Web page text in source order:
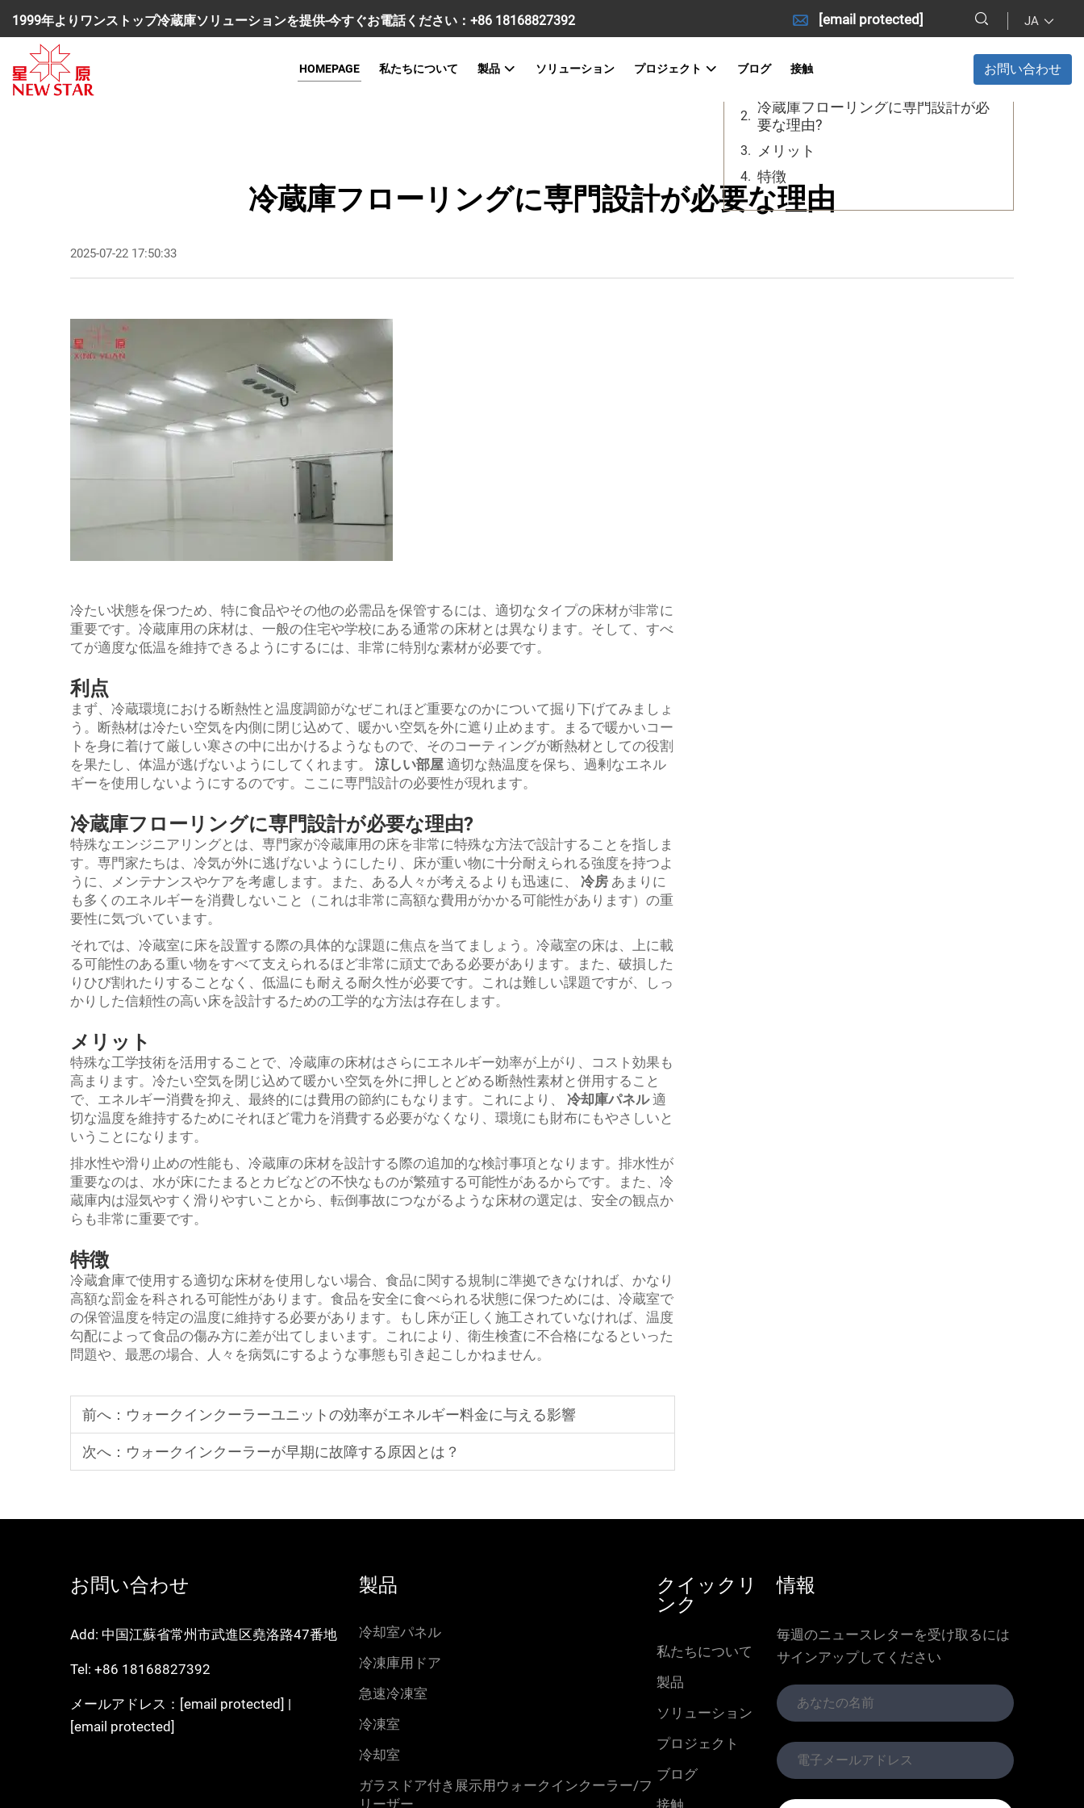
1999年よりワンストップ冷蔵庫ソリューションを提供-今すぐお電話ください： +86 18168827392 [email protected] JA
HOMEPAGE 私たちについて 製品 ソリューション プロジェクト ブログ 接触 お問い合わせ
冷蔵庫フローリングに専門設計が必要な理由
2025-07-22 17:50:33
冷たい状態を保つため、特に食品やその他の必需品を保管するには、適切なタイプの床材が非常に
重要です。冷蔵庫用の床材は、一般の住宅や学校にある通常の床材とは異なります。そして、すべ
てが適度な低温を維持できるようにするには、非常に特別な素材が必要です。
利点
まず、冷蔵環境における断熱性と温度調節がなぜこれほど重要なのかについて掘り下げてみましょ
う。断熱材は冷たい空気を内側に閉じ込めて、暖かい空気を外に遮り止めます。まるで暖かいコー
トを身に着けて厳しい寒さの中に出かけるようなもので、そのコーティングが断熱材としての役割
を果たし、体温が逃げないようにしてくれます。 涼しい部屋 適切な熱温度を保ち、過剰なエネル
ギーを使用しないようにするのです。ここに専門設計の必要性が現れます。
冷蔵庫フローリングに専門設計が必要な理由?
特殊なエンジニアリングとは、専門家が冷蔵庫用の床を非常に特殊な方法で設計することを指しま
す。専門家たちは、冷気が外に逃げないようにしたり、床が重い物に十分耐えられる強度を持つよ
うに、メンテナンスやケアを考慮します。また、ある人々が考えるよりも迅速に、 冷房 あまりに
も多くのエネルギーを消費しないこと（これは非常に高額な費用がかかる可能性があります）の重
要性に気づいています。
それでは、冷蔵室に床を設置する際の具体的な課題に焦点を当てましょう。冷蔵室の床は、上に載
る可能性のある重い物をすべて支えられるほど非常に頑丈である必要があります。また、破損した
りひび割れたりすることなく、低温にも耐える耐久性が必要です。これは難しい課題ですが、しっ
かりした信頼性の高い床を設計するための工学的な方法は存在します。
メリット
特殊な工学技術を活用することで、冷蔵庫の床材はさらにエネルギー効率が上がり、コスト効果も
高まります。冷たい空気を閉じ込めて暖かい空気を外に押しとどめる断熱性素材と併用すること
で、エネルギー消費を抑え、最終的には費用の節約にもなります。これにより、 冷却庫パネル適
切な温度を維持するためにそれほど電力を消費する必要がなくなり、環境にも財布にもやさしいと
いうことになります。
排水性や滑り止めの性能も、冷蔵庫の床材を設計する際の追加的な検討事項となります。排水性が
重要なのは、水が床にたまるとカビなどの不快なものが繁殖する可能性があるからです。また、冷
蔵庫内は湿気やすく滑りやすいことから、転倒事故につながるような床材の選定は、安全の観点か
らも非常に重要です。
特徴
冷蔵倉庫で使用する適切な床材を使用しない場合、食品に関する規制に準拠できなければ、かなり
高額な罰金を科される可能性があります。食品を安全に食べられる状態に保つためには、冷蔵室で
の保管温度を特定の温度に維持する必要があります。もし床が正しく施工されていなければ、温度
勾配によって食品の傷み方に差が出てしまいます。これにより、衛生検査に不合格になるといった
問題や、最悪の場合、人々を病気にするような事態も引き起こしかねません。
前へ： ウォークインクーラーユニットの効率がエネルギー料金に与える影響
次へ： ウォークインクーラーが早期に故障する原因とは？
冷蔵庫フローリングに専門設計が必
要な理由?
メリット
特徴
お問い合わせ
Add: 中国江蘇省常州市武進区堯洛路47番地
Tel: +86 18168827392
メールアドレス： [email protected] |
[email protected]
製品
冷却室パネル
冷凍庫用ドア
急速冷凍室
冷凍室
冷却室
ガラスドア付き展示用ウォークインクーラー/フ
リーザー
クイックリ
ンク
私たちについて
製品
ソリューション
プロジェクト
ブログ
接触
情報
毎週のニュースレターを受け取るには
サインアップしてください